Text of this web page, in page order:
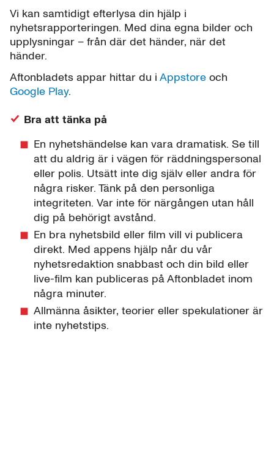
Vi kan samtidigt efterlysa din hjälp i
nyhetsrapporteringen. Med dina egna bilder och
upplysningar – från där det händer, när det
händer.
Aftonbladets appar hittar du i Appstore och
Google Play.
Bra att tänka på
En nyhetshändelse kan vara dramatisk. Se till
att du aldrig är i vägen för räddningspersonal
eller polis. Utsätt inte dig själv eller andra för
några risker. Tänk på den personliga
integriteten. Var inte för närgången utan håll
dig på behörigt avstånd.
En bra nyhetsbild eller film vill vi publicera
direkt. Med appens hjälp når du vår
nyhetsredaktion snabbast och din bild eller
live-film kan publiceras på Aftonbladet inom
några minuter.
Allmänna åsikter, teorier eller spekulationer är
inte nyhetstips.